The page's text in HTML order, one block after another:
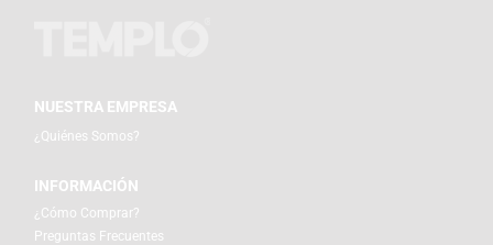
NUESTRA EMPRESA
¿Quiénes Somos?
INFORMACIÓN
¿Cómo Comprar?
Preguntas Frecuentes